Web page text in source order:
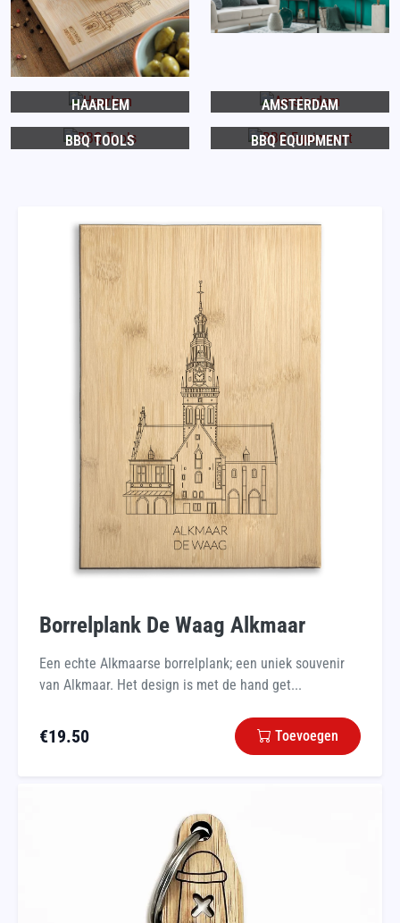
HAARLEM AMSTERDAM
BBQ TOOLS BBQ EQUIPMENT
Borrelplank De Waag Alkmaar
Een echte Alkmaarse borrelplank; een uniek souvenir
van Alkmaar. Het design is met de hand get...
€19.50 Toevoegen